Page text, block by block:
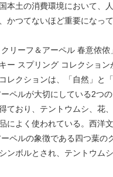
本土の消費環境において、
かつてないほど重要になって
リーフ＆アーペル 春意侬侬
ー スプリング コレクション
レクションは、「自然」と
ペルが大切にしている2つ
ており、テントウムシ、花
によく使われている。西洋
ペルの象徴である四つ葉の
ンボルとされ、テントウム